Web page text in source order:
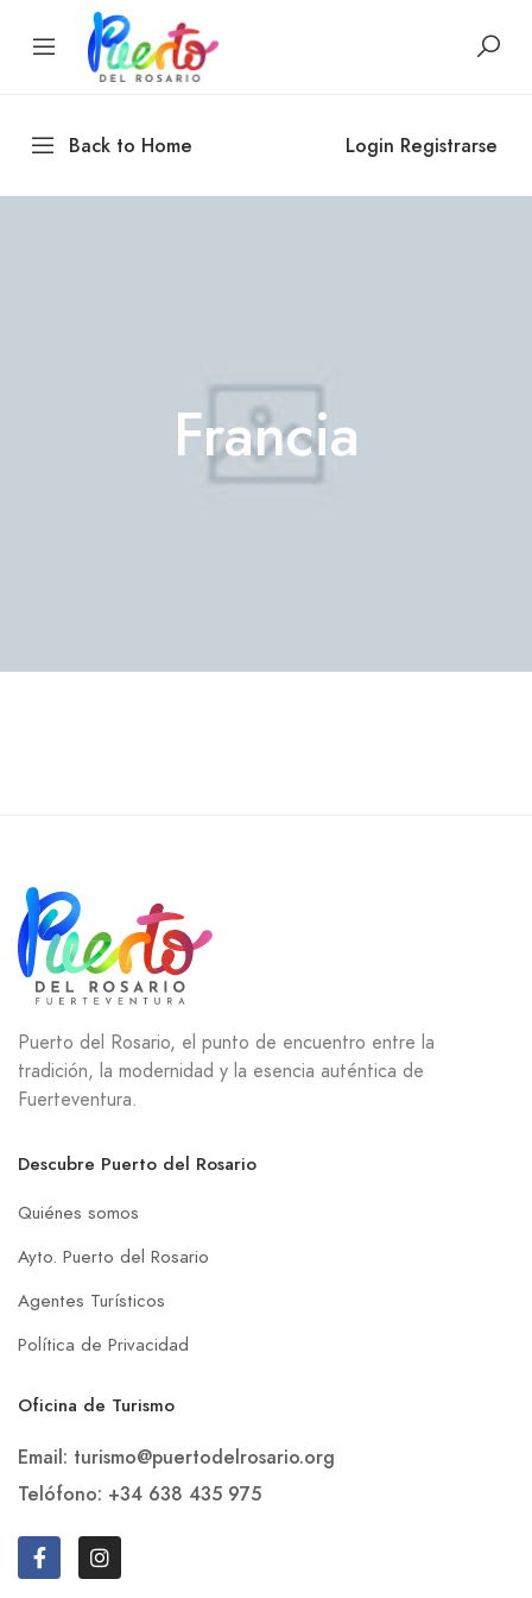
Back to Home Login Registrarse
Francia
Puerto del Rosario, el punto de encuentro entre la
tradición, la modernidad y la esencia auténtica de
Fuerteventura.
Descubre Puerto del Rosario
Quiénes somos
Ayto. Puerto del Rosario
Agentes Turísticos
Política de Privacidad
Oficina de Turismo
Email: turismo@puertodelrosario.org
Telófono: +34 638 435 975